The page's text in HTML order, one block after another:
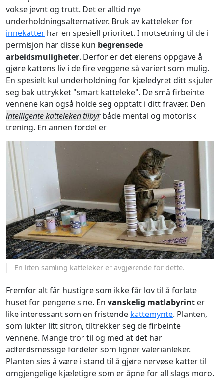
vokse jevnt og trutt. Det er alltid nye
underholdningsalternativer. Bruk av katteleker for
innekatter har en spesiell prioritet. I motsetning til de i
permisjon har disse kun begrensede
arbeidsmuligheter. Derfor er det eierens oppgave å
gjøre kattens liv i de fire veggene så variert som mulig.
En spesielt kul underholdning for kjæledyret ditt skjuler
seg bak uttrykket "smart katteleke". De små firbeinte
vennene kan også holde seg opptatt i ditt fravær. Den
intelligente katteleken tilbyrbåde mental og motorisk
trening. En annen fordel er
En liten samling katteleker er avgjørende for dette.
Fremfor alt får hustigre som ikke får lov til å forlate
huset for pengene sine. En vanskelig matlabyrint er
like interessant som en fristende kattemynte. Planten,
som lukter litt sitron, tiltrekker seg de firbeinte
vennene. Mange tror til og med at det har
adferdsmessige fordeler som ligner valerianleker.
Planten sies å være i stand til å gjøre nervøse katter til
omgjengelige kjæletigre som er åpne for all slags moro.